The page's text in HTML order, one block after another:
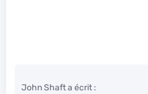
John Shaft a écrit :